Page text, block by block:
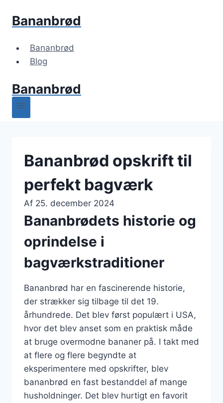
Bananbrød
Bananbrød
Blog
Bananbrød
Bananbrød opskrift til
perfekt bagværk
Af 25. december 2024
Bananbrødets historie og
oprindelse i
bagværkstraditioner
Bananbrød har en fascinerende historie,
der strækker sig tilbage til det 19.
århundrede. Det blev først populært i USA,
hvor det blev anset som en praktisk måde
at bruge overmodne bananer på. I takt med
at flere og flere begyndte at
eksperimentere med opskrifter, blev
bananbrød en fast bestanddel af mange
husholdninger. Det blev hurtigt en favorit